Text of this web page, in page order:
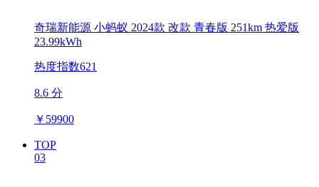
奇瑞新能源 小蚂蚁 2024款 改款 青春版 251km 热爱版
23.99kWh
热度指数621
8.6 分
￥ 59900
TOP
03